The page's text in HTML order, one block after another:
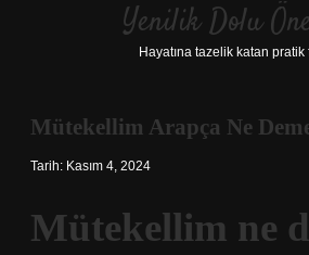
Yasal Uyarı
Yenilik Dolu
Hayatına tazelik katan pratik
Mütekellim Arapça Ne
Tarih: Kasım 4, 2024
Mütekellim ne